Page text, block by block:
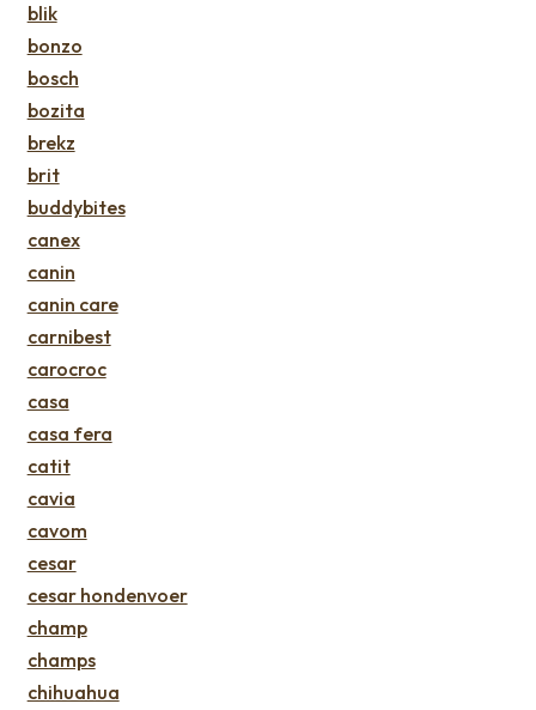
blik
bonzo
bosch
bozita
brekz
brit
buddybites
canex
canin
canin care
carnibest
carocroc
casa
casa fera
catit
cavia
cavom
cesar
cesar hondenvoer
champ
champs
chihuahua